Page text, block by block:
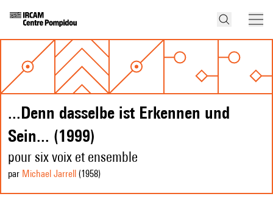
...Denn dasselbe ist Erkennen und
Sein... (1999)
pour six voix et ensemble
par Michael Jarrell (1958)